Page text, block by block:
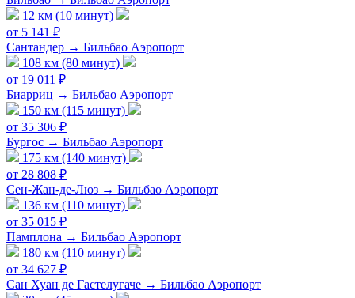
12 км (10 минут)
от 5 141 ₽
Сантандер → Бильбао Аэропорт
108 км (80 минут)
от 19 011 ₽
Биарриц → Бильбао Аэропорт
150 км (115 минут)
от 35 306 ₽
Бургос → Бильбао Аэропорт
175 км (140 минут)
от 28 808 ₽
Сен-Жан-де-Люз → Бильбао Аэропорт
136 км (110 минут)
от 35 015 ₽
Памплона → Бильбао Аэропорт
180 км (110 минут)
от 34 627 ₽
Сан Хуан де Гастелугаче → Бильбао Аэропорт